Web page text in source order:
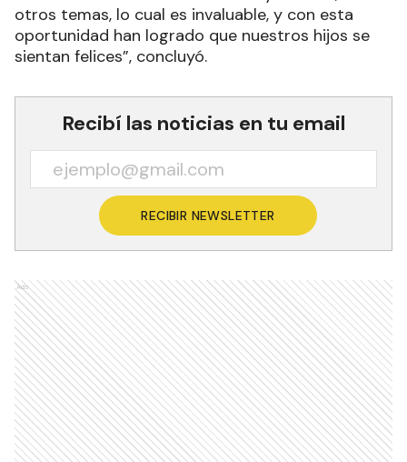
otros temas, lo cual es invaluable, y con esta
oportunidad han logrado que nuestros hijos se
sientan felices”, concluyó.
Recibí las noticias en tu email
RECIBIR NEWSLETTER
Ads